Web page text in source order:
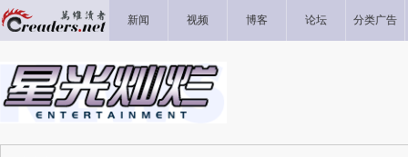
新闻 视频 博客 论坛 分类广告